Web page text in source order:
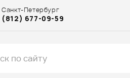
Санкт-Петербург
(812) 677-09-59